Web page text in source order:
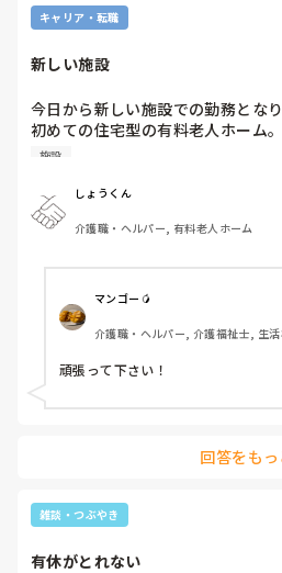
キャリア・転職
新しい施設
今日から新しい施設での勤務となり
初めての住宅型の有料老人ホーム。
初日はすごく緊張しますよね。
施設
しょうくん
介護職・ヘルパー, 有料老人ホーム
マンゴー🥭
介護職・ヘルパー, 介護福祉士, 生
バー, 初任者研修, 実務者研修
頑張って下さい！
回答をも
雑談・つぶやき
有休がとれない